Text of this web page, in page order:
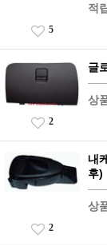
적
5
글
상
2
내
후)
상
2